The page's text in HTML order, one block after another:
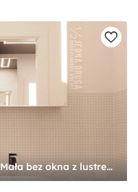
Mieszkanie, Gdańsk Wrzeszcz - Mała bez okna z lustrem łazienka, styl nowoczesny - zdjęcie od JEDNA DRUGA